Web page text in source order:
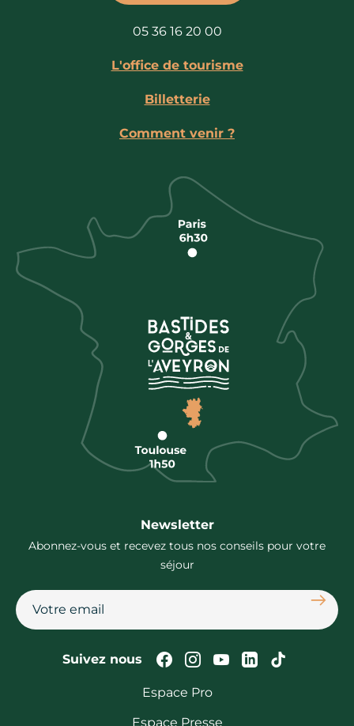
05 36 16 20 00
L'office de tourisme
Billetterie
Comment venir ?
Newsletter
Abonnez-vous et recevez tous nos conseils pour votre
séjour
Suivez nous Suivez-nous sur
Suivez-nous sur
Suivez-nous
Suivez-Suivez-
Espace Pro
Espace Presse